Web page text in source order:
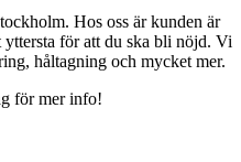
Hos oss är kunden är
för att du ska bli nöjd. Vi
håltagning och mycket mer.
för mer info!